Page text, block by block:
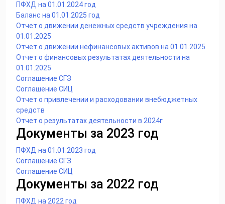
ПФХД на 01.01.2024 год
Баланс на 01.01.2025 год
Отчет о движении денежных средств учреждения на
01.01.2025
Отчет о движении нефинансовых активов на 01.01.2025
Отчет о финансовых результатах деятельности на
01.01.2025
Соглашение СГЗ
Соглашение СИЦ
Отчет о привлечении и расходовании внебюджетных
средств
Отчет о результатах деятельности в 2024г
Документы за 2023 год
ПФХД на 01.01.2023 год
Соглашение СГЗ
Соглашение СИЦ
Документы за 2022 год
ПФХД на 2022 год